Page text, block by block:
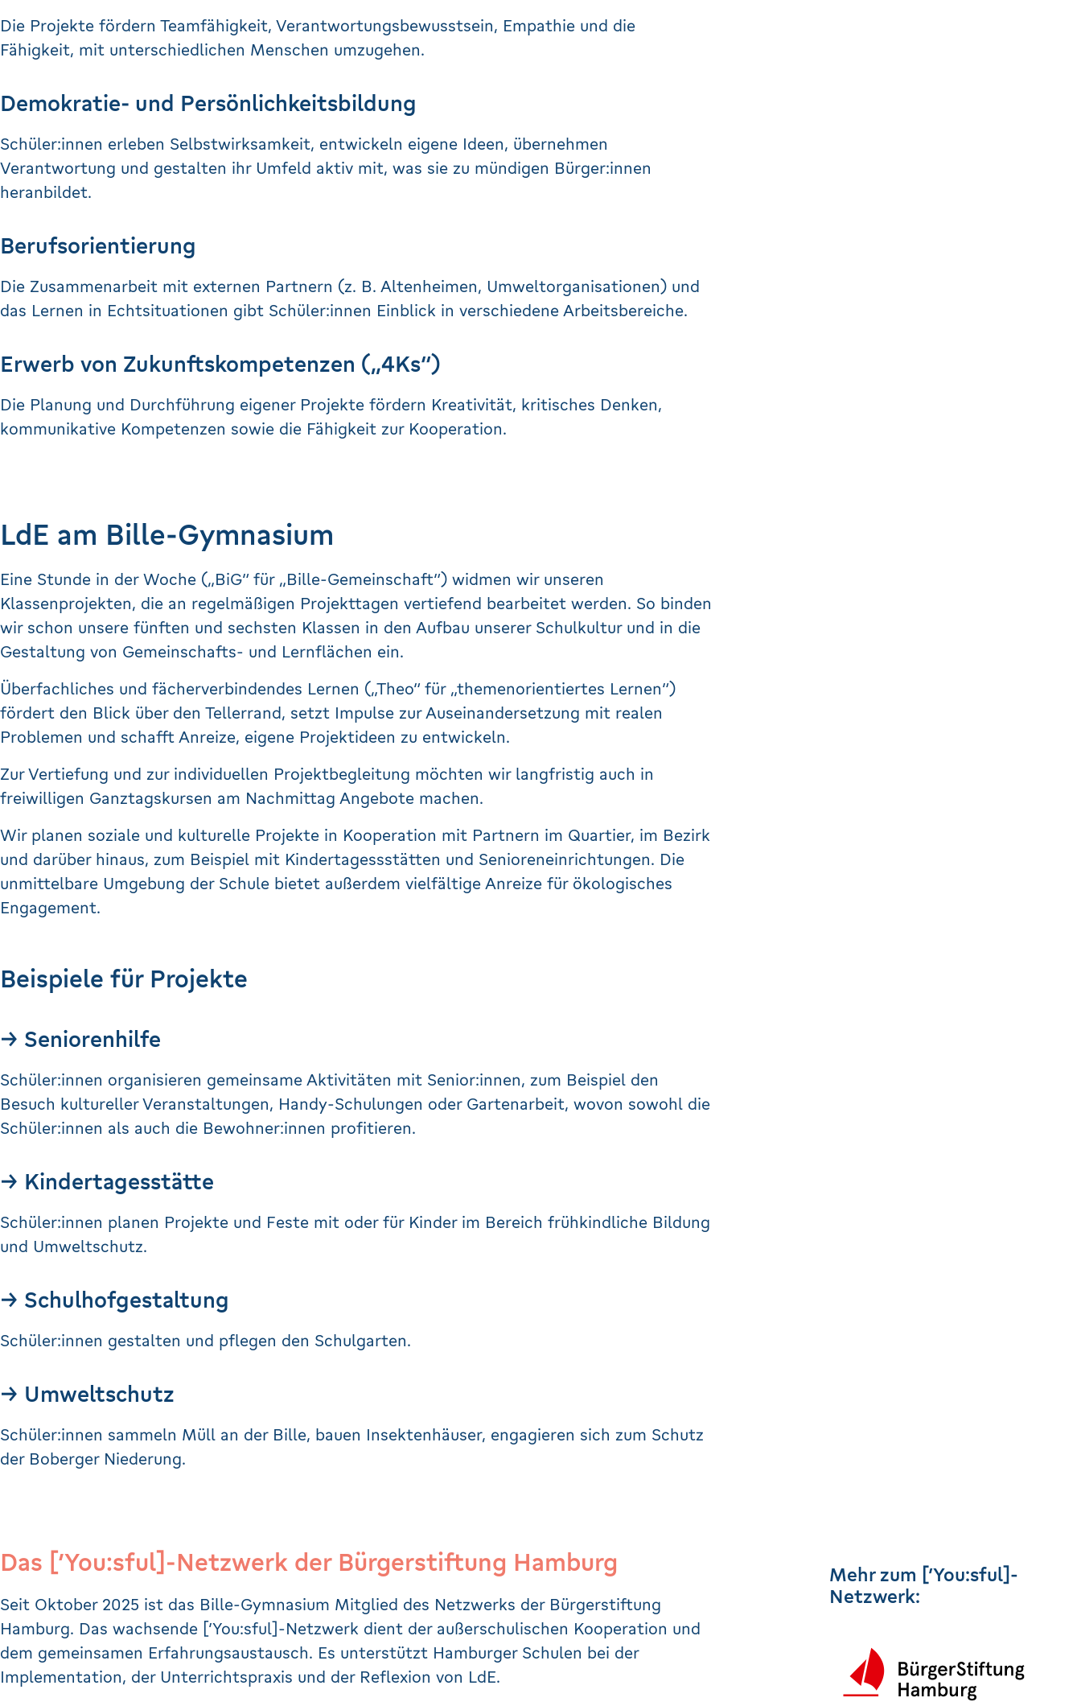
Die Projekte fördern Teamfähigkeit, Verantwortungsbewusstsein, Empathie und die
Fähigkeit, mit unterschiedlichen Menschen umzugehen.
Demokratie- und Persönlichkeitsbildung
Schüler:innen erleben Selbstwirksamkeit, entwickeln eigene Ideen, übernehmen
Verantwortung und gestalten ihr Umfeld aktiv mit, was sie zu mündigen Bürger:innen
heranbildet.
Berufsorientierung
Die Zusammenarbeit mit externen Partnern (z. B. Altenheimen, Umweltorganisationen) und
das Lernen in Echtsituationen gibt Schüler:innen Einblick in verschiedene Arbeitsbereiche.
Erwerb von Zukunftskompetenzen („4Ks“)
Die Planung und Durchführung eigener Projekte fördern Kreativität, kritisches Denken,
kommunikative Kompetenzen sowie die Fähigkeit zur Kooperation.
LdE am Bille-Gymnasium
Eine Stunde in der Woche („BiG“ für „Bille-Gemeinschaft“) widmen wir unseren
Klassenprojekten, die an regelmäßigen Projekttagen vertiefend bearbeitet werden. So binden
wir schon unsere fünften und sechsten Klassen in den Aufbau unserer Schulkultur und in die
Gestaltung von Gemeinschafts- und Lernflächen ein.
Überfachliches und fächerverbindendes Lernen („Theo“ für „themenorientiertes Lernen“)
fördert den Blick über den Tellerrand, setzt Impulse zur Auseinandersetzung mit realen
Problemen und schafft Anreize, eigene Projektideen zu entwickeln.
Zur Vertiefung und zur individuellen Projektbegleitung möchten wir langfristig auch in
freiwilligen Ganztagskursen am Nachmittag Angebote machen.
Wir planen soziale und kulturelle Projekte in Kooperation mit Partnern im Quartier, im Bezirk
und darüber hinaus, zum Beispiel mit Kindertagessstätten und Senioreneinrichtungen. Die
unmittelbare Umgebung der Schule bietet außerdem vielfältige Anreize für ökologisches
Engagement.
Beispiele für Projekte
→ Seniorenhilfe
Schüler:innen organisieren gemeinsame Aktivitäten mit Senior:innen, zum Beispiel den
Besuch kultureller Veranstaltungen, Handy-Schulungen oder Gartenarbeit, wovon sowohl die
Schüler:innen als auch die Bewohner:innen profitieren.
→ Kindertagesstätte
Schüler:innen planen Projekte und Feste mit oder für Kinder im Bereich frühkindliche Bildung
und Umweltschutz.
→ Schulhofgestaltung
Schüler:innen gestalten und pflegen den Schulgarten.
→ Umweltschutz
Schüler:innen sammeln Müll an der Bille, bauen Insektenhäuser, engagieren sich zum Schutz
der Boberger Niederung.
Das [’You:sful]-Netzwerk der Bürgerstiftung Hamburg
Seit Oktober 2025 ist das Bille-Gymnasium Mitglied des Netzwerks der Bürgerstiftung
Hamburg. Das wachsende [’You:sful]-Netzwerk dient der außerschulischen Kooperation und
dem gemeinsamen Erfahrungsaustausch. Es unterstützt Hamburger Schulen bei der
Implementation, der Unterrichtspraxis und der Reflexion von LdE.
Mehr zum [’You:sful]-
Netzwerk: